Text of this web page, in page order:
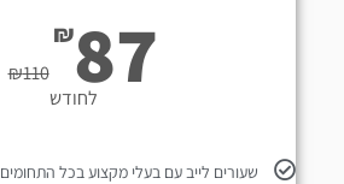
₪110
₪87לחודש
שעורים לייב עם בעלי מקצוע בכל התחומים